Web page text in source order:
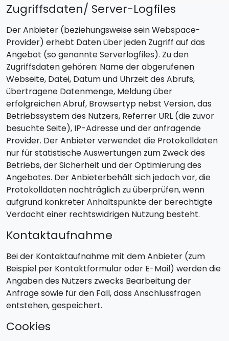
Zugriffsdaten/ Server-Logfiles
Der Anbieter (beziehungsweise sein Webspace-
Provider) erhebt Daten über jeden Zugriff auf das
Angebot (so genannte Serverlogfiles). Zu den
Zugriffsdaten gehören: Name der abgerufenen
Webseite, Datei, Datum und Uhrzeit des Abrufs,
übertragene Datenmenge, Meldung über
erfolgreichen Abruf, Browsertyp nebst Version, das
Betriebssystem des Nutzers, Referrer URL (die zuvor
besuchte Seite), IP-Adresse und der anfragende
Provider. Der Anbieter verwendet die Protokolldaten
nur für statistische Auswertungen zum Zweck des
Betriebs, der Sicherheit und der Optimierung des
Angebotes. Der Anbieterbehält sich jedoch vor, die
Protokolldaten nachträglich zu überprüfen, wenn
aufgrund konkreter Anhaltspunkte der berechtigte
Verdacht einer rechtswidrigen Nutzung besteht.
Kontaktaufnahme
Bei der Kontaktaufnahme mit dem Anbieter (zum
Beispiel per Kontaktformular oder E-Mail) werden die
Angaben des Nutzers zwecks Bearbeitung der
Anfrage sowie für den Fall, dass Anschlussfragen
entstehen, gespeichert.
Cookies